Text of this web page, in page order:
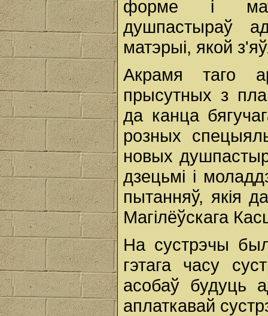
форме і
душпастыраў
матэрыі, якой
Акрамя таго
прысутных з
да канца
розных
новых
дзецьмі і
пытанняў, якія
Магілёўскага
На сустрэчы
гэтага часу
асобаў будуць
аплаткавай